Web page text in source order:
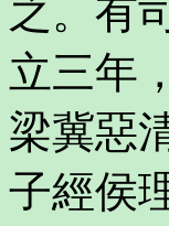
之。有
立三年
梁冀惡
子經侯